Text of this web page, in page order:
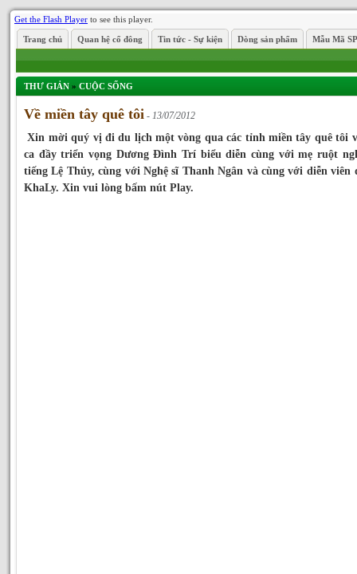
Get the Flash Player to see this player.
Trang chủ Quan hệ cổ đông Tin tức - Sự kiện Dòng sản phẩm Mẫu Mã SP
THƯ GIẢN » CUỘC SỐNG
Về miền tây quê tôi - 13/07/2012
Xin mời quý vị đi du lịch một vòng qua các tỉnh miền tây quê tôi
ca đầy triển vọng Dương Đình Trí biểu diễn cùng với mẹ ruột
tiếng Lệ Thủy, cùng với Nghệ sĩ Thanh Ngân và cùng với diễn viên
KhaLy. Xin vui lòng bấm nút Play.